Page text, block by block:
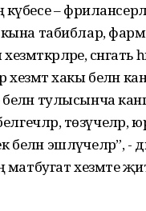
–
кына табиблар,
сәнгать
хезмәт хакы белән
тулысынча
төзүчеләр,
эшләүчеләр”, -
хезмәте